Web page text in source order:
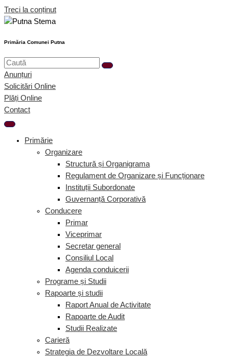
Treci la conținut
Primăria Comunei Putna
Anunțuri
Solicitări Online
Plăți Online
Contact
Primărie
Organizare
Structură și Organigrama
Regulament de Organizare și Funcționare
Instituții Subordonate
Guvernanță Corporativă
Conducere
Primar
Viceprimar
Secretar general
Consiliul Local
Agenda conduicerii
Programe și Studii
Rapoarte și studii
Raport Anual de Activitate
Rapoarte de Audit
Studii Realizate
Carieră
Strategia de Dezvoltare Locală